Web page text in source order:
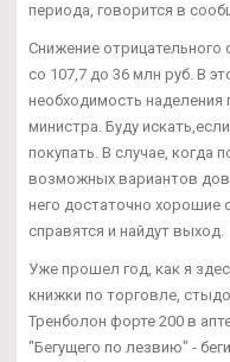
периода, говорится в
Снижение
со 107,7 до 36 млн руб. В
необходимость
министра. Буду
покупать. В случае, когда
возможных вариантов
него достаточно хорошие
справятся и найдут выход.
Уже прошел год, как я
книжки по торговле,
Тренболон форте 200 в
"Бегущего по лезвию" -